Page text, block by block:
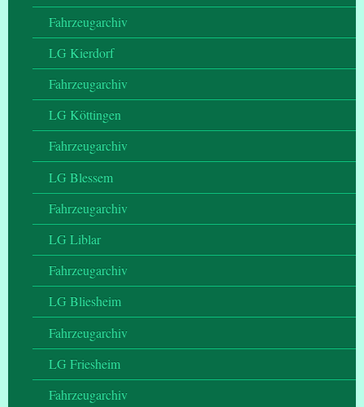
Fahrzeugarchiv
LG Kierdorf
Fahrzeugarchiv
LG Köttingen
Fahrzeugarchiv
LG Blessem
Fahrzeugarchiv
LG Liblar
Fahrzeugarchiv
LG Bliesheim
Fahrzeugarchiv
LG Friesheim
Fahrzeugarchiv